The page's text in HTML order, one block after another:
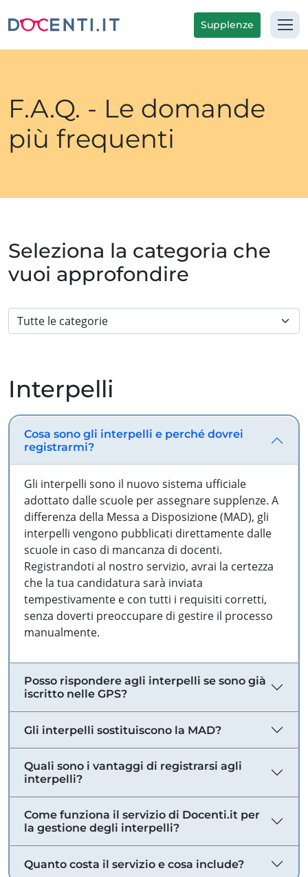
Supplenze
F.A.Q. - Le domande
più frequenti
Seleziona la categoria che
vuoi approfondire
Interpelli
Cosa sono gli interpelli e perché dovrei
registrarmi?
Gli interpelli sono il nuovo sistema ufficiale
adottato dalle scuole per assegnare supplenze. A
differenza della Messa a Disposizione (MAD), gli
interpelli vengono pubblicati direttamente dalle
scuole in caso di mancanza di docenti.
Registrandoti al nostro servizio, avrai la certezza
che la tua candidatura sarà inviata
tempestivamente e con tutti i requisiti corretti,
senza doverti preoccupare di gestire il processo
manualmente.
Posso rispondere agli interpelli se sono già
iscritto nelle GPS?
Gli interpelli sostituiscono la MAD?
Quali sono i vantaggi di registrarsi agli
interpelli?
Come funziona il servizio di Docenti.it per
la gestione degli interpelli?
Quanto costa il servizio e cosa include?